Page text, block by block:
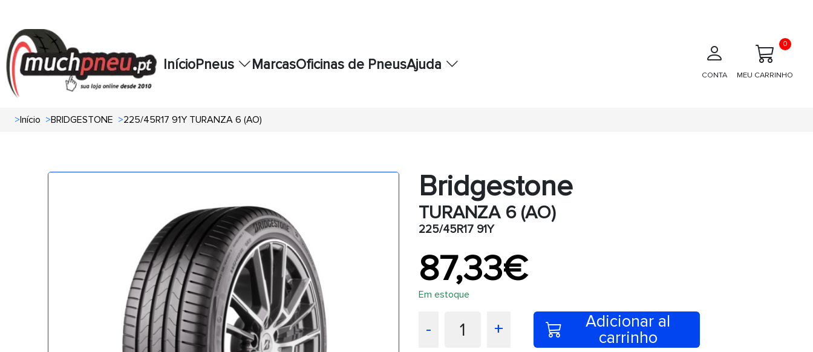
InícioPneus MarcasOficinas de PneusAjuda
CONTA MEU CARRINHO
0
>Início >BRIDGESTONE >225/45R17 91Y TURANZA 6 (AO)
Bridgestone
TURANZA 6 (AO)
225/45R17 91Y
87,33€
Em estoque
- 1 +
Adicionar al
carrinho